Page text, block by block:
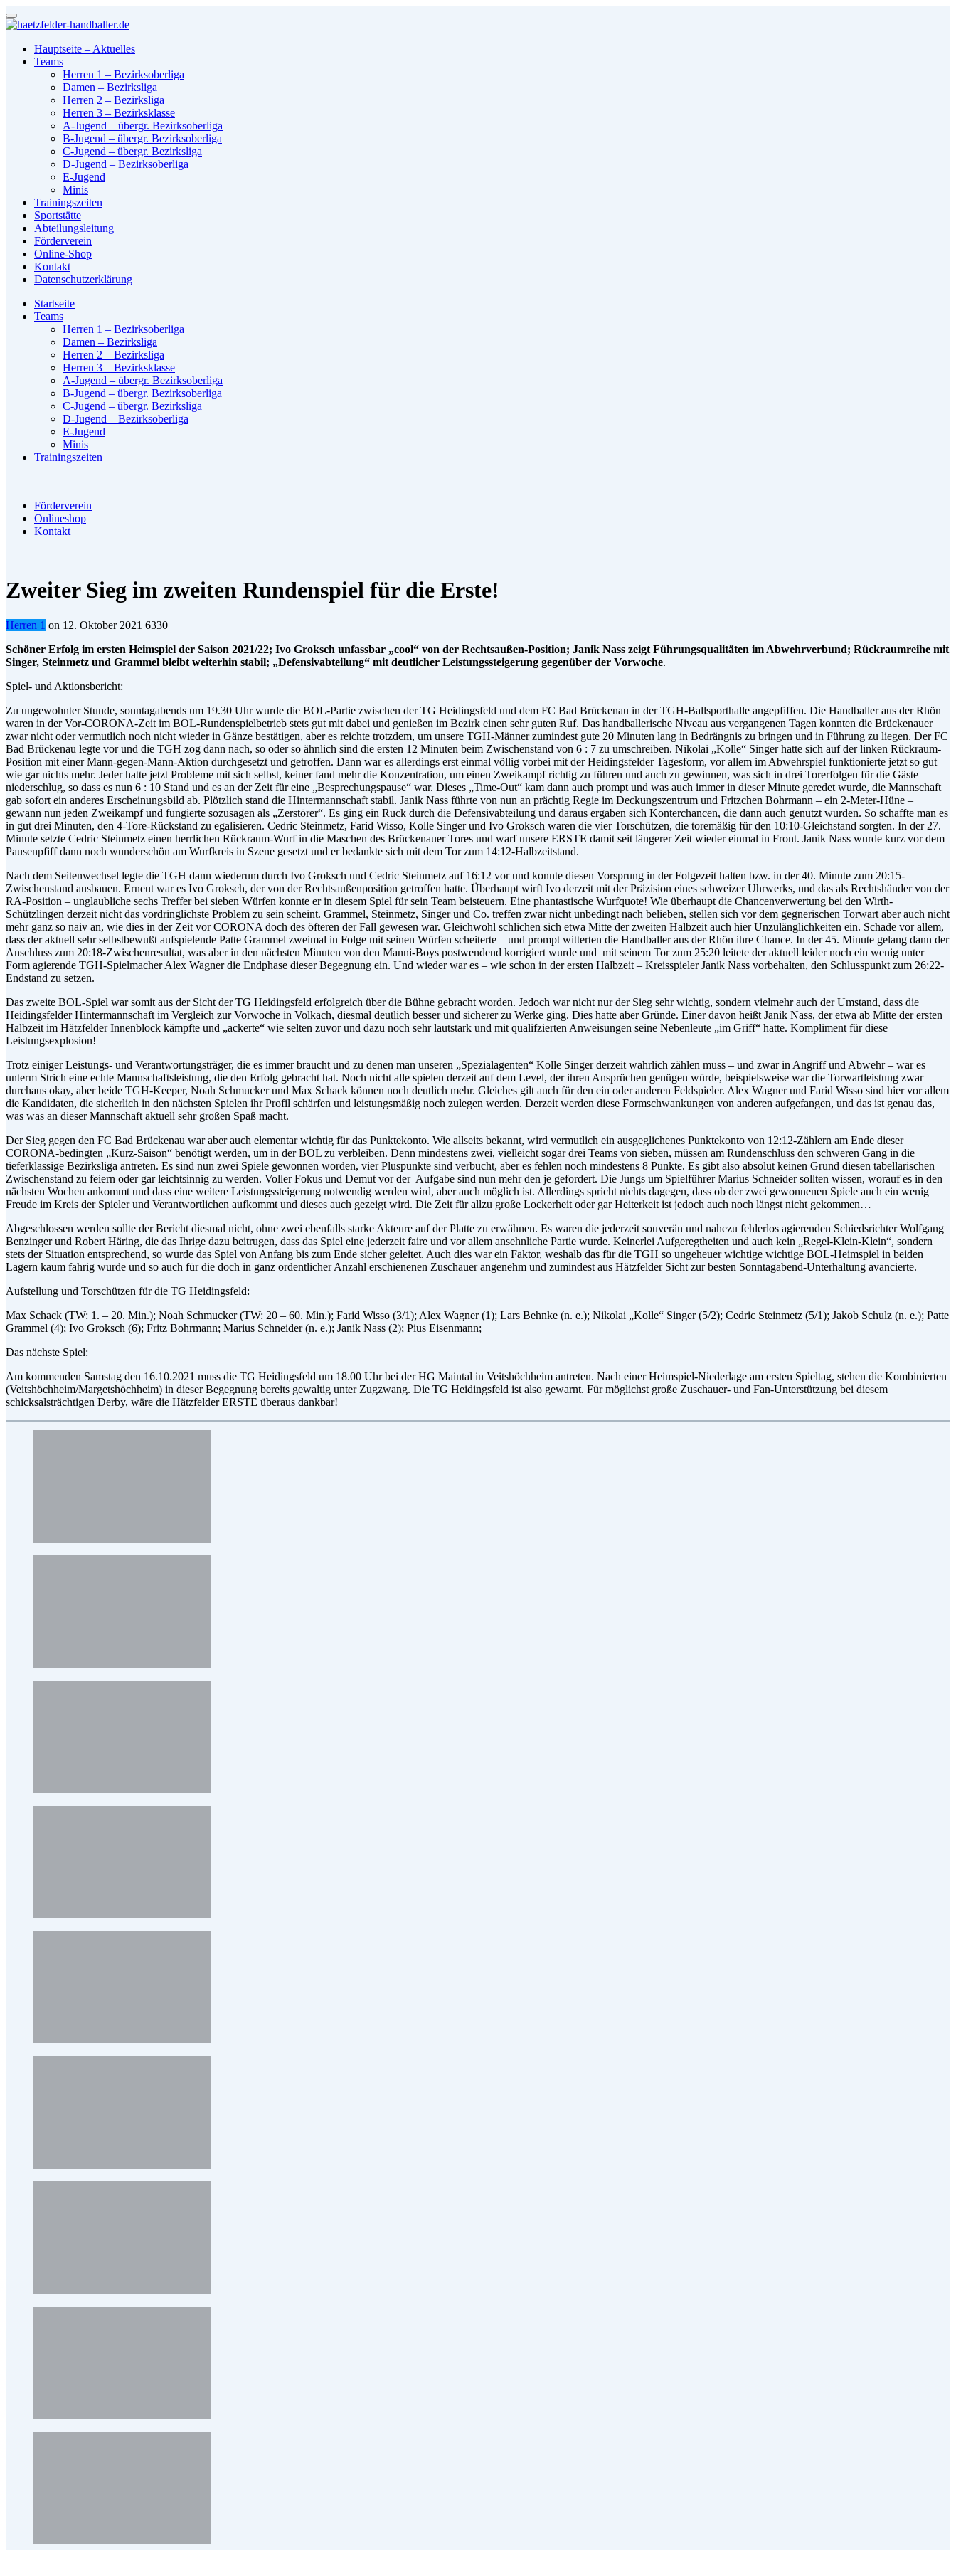
Hauptseite – Aktuelles
Teams
Herren 1 – Bezirksoberliga
Damen – Bezirksliga
Herren 2 – Bezirksliga
Herren 3 – Bezirksklasse
A-Jugend – übergr. Bezirksoberliga
B-Jugend – übergr. Bezirksoberliga
C-Jugend – übergr. Bezirksliga
D-Jugend – Bezirksoberliga
E-Jugend
Minis
Trainingszeiten
Sportstätte
Abteilungsleitung
Förderverein
Online-Shop
Kontakt
Datenschutzerklärung
Startseite
Teams
Herren 1 – Bezirksoberliga
Damen – Bezirksliga
Herren 2 – Bezirksliga
Herren 3 – Bezirksklasse
A-Jugend – übergr. Bezirksoberliga
B-Jugend – übergr. Bezirksoberliga
C-Jugend – übergr. Bezirksliga
D-Jugend – Bezirksoberliga
E-Jugend
Minis
Trainingszeiten
Förderverein
Onlineshop
Kontakt
Zweiter Sieg im zweiten Rundenspiel für die Erste!
Herren 1 on 12. Oktober 2021 6330
Schöner Erfolg im ersten Heimspiel der Saison 2021/22; Ivo Groksch unfassbar „cool“ von der Rechtsaußen-Position; Janik Nass zeigt Führungsqualitäten im Abwehrverbund; Rückraumreihe mit
Singer, Steinmetz und Grammel bleibt weiterhin stabil; „Defensivabteilung“ mit deutlicher Leistungssteigerung gegenüber der Vorwoche.
Spiel- und Aktionsbericht:
Zu ungewohnter Stunde, sonntagabends um 19.30 Uhr wurde die BOL-Partie zwischen der TG Heidingsfeld und dem FC Bad Brückenau in der TGH-Ballsporthalle angepfiffen. Die Handballer aus der Rhön
waren in der Vor-CORONA-Zeit im BOL-Rundenspielbetrieb stets gut mit dabei und genießen im Bezirk einen sehr guten Ruf. Das handballerische Niveau aus vergangenen Tagen konnten die Brückenauer
zwar nicht oder vermutlich noch nicht wieder in Gänze bestätigen, aber es reichte trotzdem, um unsere TGH-Männer zumindest gute 20 Minuten lang in Bedrängnis zu bringen und in Führung zu liegen. Der FC
Bad Brückenau legte vor und die TGH zog dann nach, so oder so ähnlich sind die ersten 12 Minuten beim Zwischenstand von 6 : 7 zu umschreiben. Nikolai „Kolle“ Singer hatte sich auf der linken Rückraum-
Position mit einer Mann-gegen-Mann-Aktion durchgesetzt und getroffen. Dann war es allerdings erst einmal völlig vorbei mit der Heidingsfelder Tagesform, vor allem im Abwehrspiel funktionierte jetzt so gut
wie gar nichts mehr. Jeder hatte jetzt Probleme mit sich selbst, keiner fand mehr die Konzentration, um einen Zweikampf richtig zu führen und auch zu gewinnen, was sich in drei Torerfolgen für die Gäste
niederschlug, so dass es nun 6 : 10 Stand und es an der Zeit für eine „Besprechungspause“ war. Dieses „Time-Out“ kam dann auch prompt und was auch immer in dieser Minute geredet wurde, die Mannschaft
gab sofort ein anderes Erscheinungsbild ab. Plötzlich stand die Hintermannschaft stabil. Janik Nass führte von nun an prächtig Regie im Deckungszentrum und Fritzchen Bohrmann – ein 2-Meter-Hüne –
gewann nun jeden Zweikampf und fungierte sozusagen als „Zerstörer“. Es ging ein Ruck durch die Defensivabteilung und daraus ergaben sich Konterchancen, die dann auch genutzt wurden. So schaffte man es
in gut drei Minuten, den 4-Tore-Rückstand zu egalisieren. Cedric Steinmetz, Farid Wisso, Kolle Singer und Ivo Groksch waren die vier Torschützen, die toremäßig für den 10:10-Gleichstand sorgten. In der 27.
Minute setzte Cedric Steinmetz einen herrlichen Rückraum-Wurf in die Maschen des Brückenauer Tores und warf unsere ERSTE damit seit längerer Zeit wieder einmal in Front. Janik Nass wurde kurz vor dem
Pausenpfiff dann noch wunderschön am Wurfkreis in Szene gesetzt und er bedankte sich mit dem Tor zum 14:12-Halbzeitstand.
Nach dem Seitenwechsel legte die TGH dann wiederum durch Ivo Groksch und Cedric Steinmetz auf 16:12 vor und konnte diesen Vorsprung in der Folgezeit halten bzw. in der 40. Minute zum 20:15-
Zwischenstand ausbauen. Erneut war es Ivo Groksch, der von der Rechtsaußenposition getroffen hatte. Überhaupt wirft Ivo derzeit mit der Präzision eines schweizer Uhrwerks, und das als Rechtshänder von der
RA-Position – unglaubliche sechs Treffer bei sieben Würfen konnte er in diesem Spiel für sein Team beisteuern. Eine phantastische Wurfquote! Wie überhaupt die Chancenverwertung bei den Wirth-
Schützlingen derzeit nicht das vordringlichste Problem zu sein scheint. Grammel, Steinmetz, Singer und Co. treffen zwar nicht unbedingt nach belieben, stellen sich vor dem gegnerischen Torwart aber auch nicht
mehr ganz so naiv an, wie dies in der Zeit vor CORONA doch des öfteren der Fall gewesen war. Gleichwohl schlichen sich etwa Mitte der zweiten Halbzeit auch hier Unzulänglichkeiten ein. Schade vor allem,
dass der aktuell sehr selbstbewußt aufspielende Patte Grammel zweimal in Folge mit seinen Würfen scheiterte – und prompt witterten die Handballer aus der Rhön ihre Chance. In der 45. Minute gelang dann der
Anschluss zum 20:18-Zwischenresultat, was aber in den nächsten Minuten von den Manni-Boys postwendend korrigiert wurde und mit seinem Tor zum 25:20 leitete der aktuell leider noch ein wenig unter
Form agierende TGH-Spielmacher Alex Wagner die Endphase dieser Begegnung ein. Und wieder war es – wie schon in der ersten Halbzeit – Kreisspieler Janik Nass vorbehalten, den Schlusspunkt zum 26:22-
Endstand zu setzen.
Das zweite BOL-Spiel war somit aus der Sicht der TG Heidingsfeld erfolgreich über die Bühne gebracht worden. Jedoch war nicht nur der Sieg sehr wichtig, sondern vielmehr auch der Umstand, dass die
Heidingsfelder Hintermannschaft im Vergleich zur Vorwoche in Volkach, diesmal deutlich besser und sicherer zu Werke ging. Dies hatte aber Gründe. Einer davon heißt Janik Nass, der etwa ab Mitte der ersten
Halbzeit im Hätzfelder Innenblock kämpfte und „ackerte“ wie selten zuvor und dazu noch sehr lautstark und mit qualifzierten Anweisungen seine Nebenleute „im Griff“ hatte. Kompliment für diese
Leistungsexplosion!
Trotz einiger Leistungs- und Verantwortungsträger, die es immer braucht und zu denen man unseren „Spezialagenten“ Kolle Singer derzeit wahrlich zählen muss – und zwar in Angriff und Abwehr – war es
unterm Strich eine echte Mannschaftsleistung, die den Erfolg gebracht hat. Noch nicht alle spielen derzeit auf dem Level, der ihren Ansprüchen genügen würde, beispielsweise war die Torwartleistung zwar
durchaus okay, aber beide TGH-Keeper, Noah Schmucker und Max Schack können noch deutlich mehr. Gleiches gilt auch für den ein oder anderen Feldspieler. Alex Wagner und Farid Wisso sind hier vor allem
die Kandidaten, die sicherlich in den nächsten Spielen ihr Profil schärfen und leistungsmäßig noch zulegen werden. Derzeit werden diese Formschwankungen von anderen aufgefangen, und das ist genau das,
was was an dieser Mannschaft aktuell sehr großen Spaß macht.
Der Sieg gegen den FC Bad Brückenau war aber auch elementar wichtig für das Punktekonto. Wie allseits bekannt, wird vermutlich ein ausgeglichenes Punktekonto von 12:12-Zählern am Ende dieser
CORONA-bedingten „Kurz-Saison“ benötigt werden, um in der BOL zu verbleiben. Denn mindestens zwei, vielleicht sogar drei Teams von sieben, müssen am Rundenschluss den schweren Gang in die
tieferklassige Bezirksliga antreten. Es sind nun zwei Spiele gewonnen worden, vier Pluspunkte sind verbucht, aber es fehlen noch mindestens 8 Punkte. Es gibt also absolut keinen Grund diesen tabellarischen
Zwischenstand zu feiern oder gar leichtsinnig zu werden. Voller Fokus und Demut vor der Aufgabe sind nun mehr den je gefordert. Die Jungs um Spielführer Marius Schneider sollten wissen, worauf es in den
nächsten Wochen ankommt und dass eine weitere Leistungssteigerung notwendig werden wird, aber auch möglich ist. Allerdings spricht nichts dagegen, dass ob der zwei gewonnenen Spiele auch ein wenig
Freude im Kreis der Spieler und Verantwortlichen aufkommt und dieses auch gezeigt wird. Die Zeit für allzu große Lockerheit oder gar Heiterkeit ist jedoch auch noch längst nicht gekommen…
Abgeschlossen werden sollte der Bericht diesmal nicht, ohne zwei ebenfalls starke Akteure auf der Platte zu erwähnen. Es waren die jederzeit souverän und nahezu fehlerlos agierenden Schiedsrichter Wolfgang
Benzinger und Robert Häring, die das Ihrige dazu beitrugen, dass das Spiel eine jederzeit faire und vor allem ansehnliche Partie wurde. Keinerlei Aufgeregtheiten und auch kein „Regel-Klein-Klein“, sondern
stets der Situation entsprechend, so wurde das Spiel von Anfang bis zum Ende sicher geleitet. Auch dies war ein Faktor, weshalb das für die TGH so ungeheuer wichtige wichtige BOL-Heimspiel in beiden
Lagern kaum fahrig wurde und so auch für die doch in ganz ordentlicher Anzahl erschienenen Zuschauer angenehm und zumindest aus Hätzfelder Sicht zur besten Sonntagabend-Unterhaltung avancierte.
Aufstellung und Torschützen für die TG Heidingsfeld:
Max Schack (TW: 1. – 20. Min.); Noah Schmucker (TW: 20 – 60. Min.); Farid Wisso (3/1); Alex Wagner (1); Lars Behnke (n. e.); Nikolai „Kolle“ Singer (5/2); Cedric Steinmetz (5/1); Jakob Schulz (n. e.); Patte
Grammel (4); Ivo Groksch (6); Fritz Bohrmann; Marius Schneider (n. e.); Janik Nass (2); Pius Eisenmann;
Das nächste Spiel:
Am kommenden Samstag den 16.10.2021 muss die TG Heidingsfeld um 18.00 Uhr bei der HG Maintal in Veitshöchheim antreten. Nach einer Heimspiel-Niederlage am ersten Spieltag, stehen die Kombinierten
(Veitshöchheim/Margetshöchheim) in dieser Begegnung bereits gewaltig unter Zugzwang. Die TG Heidingsfeld ist also gewarnt. Für möglichst große Zuschauer- und Fan-Unterstützung bei diesem
schicksalsträchtigen Derby, wäre die Hätzfelder ERSTE überaus dankbar!